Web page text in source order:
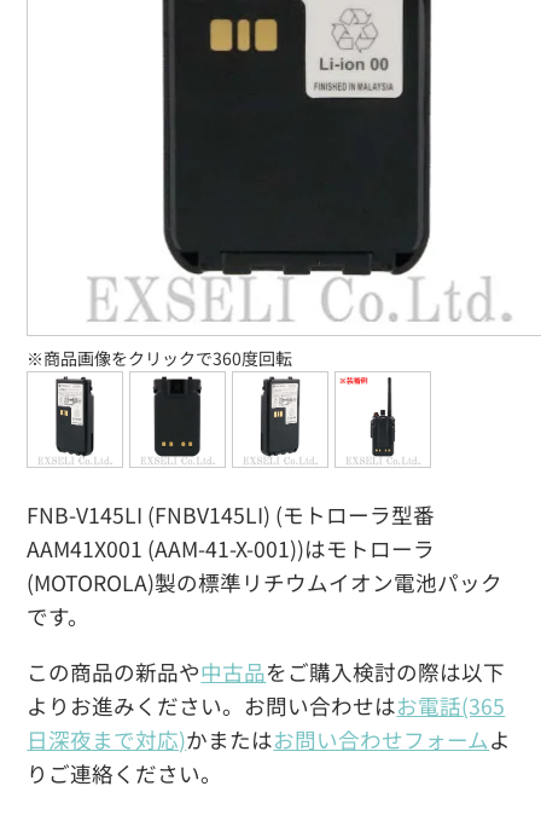
FNB-V145LI (FNBV145LI) (モトローラ型番
AAM41X001 (AAM-41-X-001))はモトローラ
(MOTOROLA)製の標準リチウムイオン電池パック
です。
この商品の新品や中古品をご購入検討の際は以下
よりお進みください。お問い合わせはお電話(365
日深夜まで対応)かまたはお問い合わせフォームよ
りご連絡ください。
※商品画像をクリックで360度回転